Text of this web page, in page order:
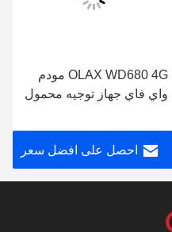
OLAX WD680 4G مودم
واي فاي جهاز توجيه محمول
احصل على افضل سعر